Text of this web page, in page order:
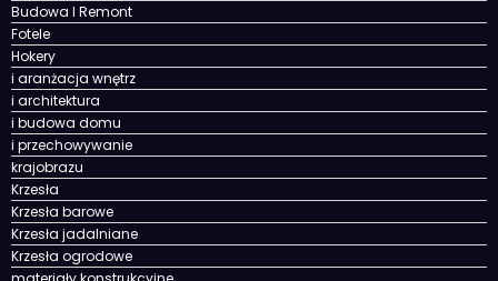
Budowa I Remont
Fotele
Hokery
i aranżacja wnętrz
i architektura
i budowa domu
i przechowywanie
krajobrazu
Krzesła
Krzesła barowe
Krzesła jadalniane
Krzesła ogrodowe